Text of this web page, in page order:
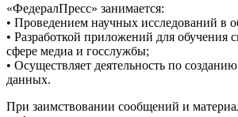
«ФедералПресс» занимается:
• Проведением научных исследований в
• Разработкой приложений для обучения
сфере медиа и госслужбы;
• Осуществляет деятельность по
данных.
При заимствовании сообщений и